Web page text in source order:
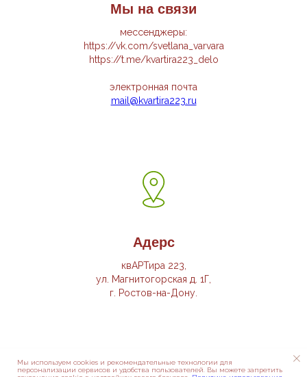
Мы на связи
мессенджеры:
https://vk.com/svetlana_varvara
https://t.me/kvartira223_delo
электронная почта
mail@kvartira223.ru
Адерс
квАРТира 223,
ул. Магнитогорская д. 1Г,
г. Ростов-на-Дону.
Мы используем cookies и рекомендательные технологии для
персонализации сервисов и удобства пользователей. Вы можете запретить
Made on Tilda